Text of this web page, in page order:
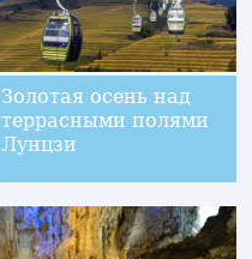
Золотая осень над
террасными полями
Лунцзи